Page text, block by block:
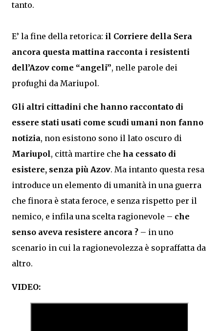
tanto.
E’ la fine della retorica: il Corriere della Sera
ancora questa mattina racconta i resistenti
dell’Azov come “angeli”, nelle parole dei
profughi da Mariupol.
Gli altri cittadini che hanno raccontato di
essere stati usati come scudi umani non fanno
notizia, non esistono sono il lato oscuro di
Mariupol, città martire che ha cessato di
esistere, senza più Azov. Ma intanto questa resa
introduce un elemento di umanità in una guerra
che finora è stata feroce, e senza rispetto per il
nemico, e infila una scelta ragionevole – che
senso aveva resistere ancora ? – in uno
scenario in cui la ragionevolezza è sopraffatta da
altro.
VIDEO: